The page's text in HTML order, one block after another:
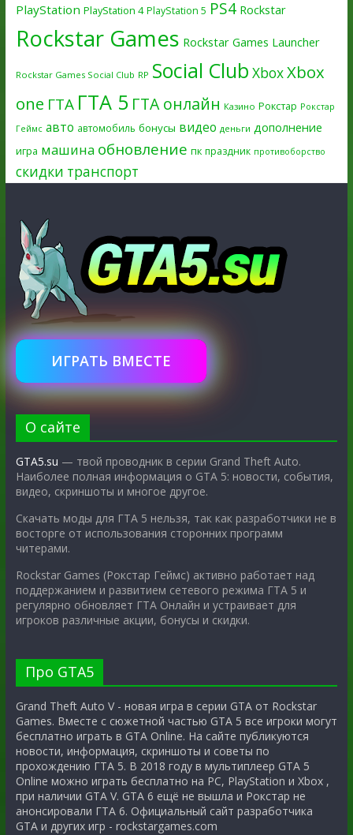
PlayStation PlayStation 4 PlayStation 5 PS4 Rockstar
Rockstar Games Rockstar Games Launcher
Rockstar Games Social Club RP Social Club XboxXbox
one ГТА ГТА 5 ГТА онлайн Казино Рокстар Рокстар
Геймс авто автомобиль бонусы видео деньги дополнение
игра машина обновление пк праздник противоборство
скидки транспорт
ИГРАТЬ ВМЕСТЕ
О сайте
GTA5.su — твой проводник в серии Grand Theft Auto.
Наиболее полная информация о GTA 5: новости, события,
видео, скриншоты и многое другое.
Скачать моды для ГТА 5 нельзя, так как разработчики не в
восторге от использования сторонних программ
читерами.
Rockstar Games (Рокстар Геймс) активно работает над
поддержанием и развитием сетевого режима ГТА 5 и
регулярно обновляет ГТА Онлайн и устраивает для
игроков различные акции, бонусы и скидки.
Про GTA5
Grand Theft Auto V - новая игра в серии GTA от Rockstar
Games. Вместе с сюжетной частью GTA 5 все игроки могут
бесплатно играть в GTA Online. На сайте публикуются
новости, информация, скриншоты и советы по
прохождению ГТА 5. В 2018 году в мультиплеер GTA 5
Online можно играть бесплатно на PC, PlayStation и Xbox ,
при наличии GTA V. GTA 6 ещё не вышла и Рокстар не
анонсировали ГТА 6. Официальный сайт разработчика
GTA и других игр - rockstargames.com